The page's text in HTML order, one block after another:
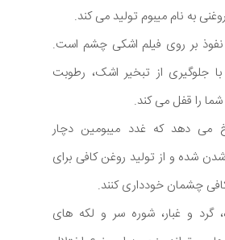
به نام میبوم تولید می کند.
نفوذ بر روی فیلم اشکی چشم است.
جلوگیری از تبخیر اشک، رطوبت
را قفل می کند.
می دهد که غدد میبومین دچار
شده و از تولید روغن کافی برای
چشمان خودداری کنند.
گرد و غبار، شوره سر و لکه های